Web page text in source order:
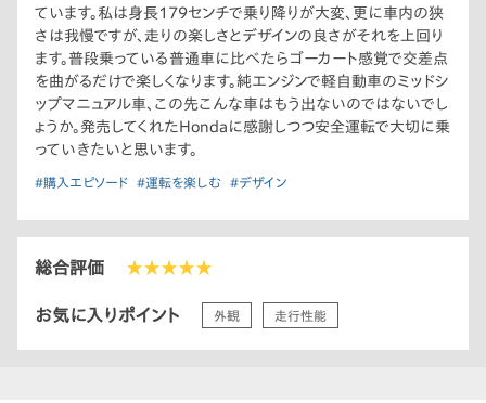
ています。私は身長179センチで乗り降りが大変、更に車内の狭
さは我慢ですが、走りの楽しさとデザインの良さがそれを上回り
ます。普段乗っている普通車に比べたらゴーカート感覚で交差点
を曲がるだけで楽しくなります。純エンジンで軽自動車のミッドシ
ップマニュアル車、この先こんな車はもう出ないのではないでし
ょうか。発売してくれたHondaに感謝しつつ安全運転で大切に乗
っていきたいと思います。
#購入エピソード #運転を楽しむ #デザイン
総合評価 ★★★★★
お気に入りポイント 外観 走行性能